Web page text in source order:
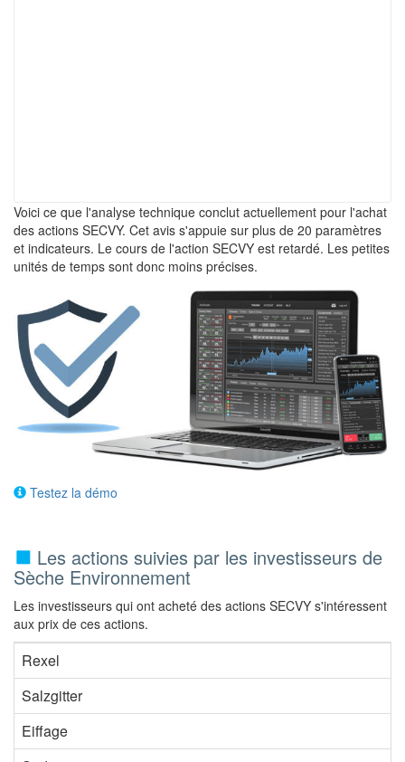
Voici ce que l'analyse technique conclut actuellement pour l'achat
des actions SECVY. Cet avis s'appuie sur plus de 20 paramètres
et indicateurs. Le cours de l'action SECVY est retardé. Les petites
unités de temps sont donc moins précises.
Testez la démo
Les actions suivies par les investisseurs de
Sèche Environnement
Les investisseurs qui ont acheté des actions SECVY s'intéressent
aux prix de ces actions.
Rexel
Salzgitter
Eiffage